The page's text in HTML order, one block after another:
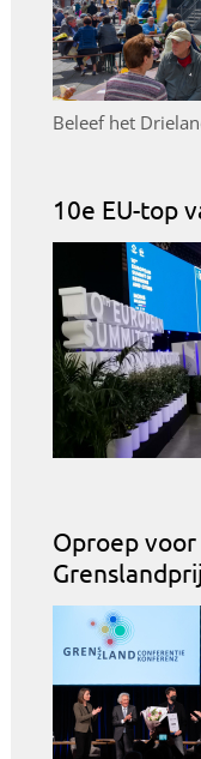
Beleef het
10e EU-top
Oproep